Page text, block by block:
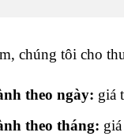
chúng tôi cho
theo ngày: giá
theo tháng: